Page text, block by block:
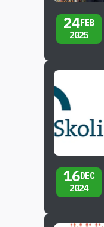
24FEB
2025
16DEC
2024